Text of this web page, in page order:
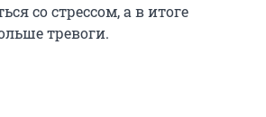
со стрессом, а в итоге
тревоги.